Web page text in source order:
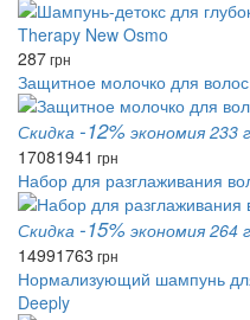
287грн
Защитное молочко для
Скидка -12% экономия 233
17081941 грн
Набор для разглаживания
Скидка -15% экономия 264
14991763 грн
Нормализующий шампунь
Deeply